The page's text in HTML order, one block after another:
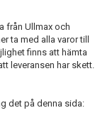
från Ullmax och
ta med alla varor till
finns att hämta
leveransen har skett.
det på denna sida: